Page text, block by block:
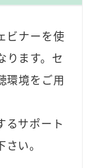
ビナーを使
ります。セ
環境をご用
るサポート
い。